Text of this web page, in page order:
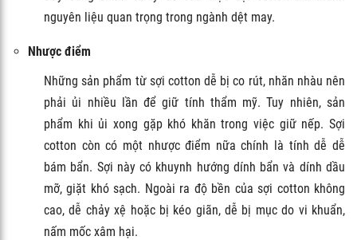
nguyên liệu quan trọng trong ngành dệt may.
Nhược điểm
Những sản phẩm từ sợi cotton dễ bị co rút, nhăn nhàu nên
phải ủi nhiều lần để giữ tính thẩm mỹ. Tuy nhiên, sản
phẩm khi ủi xong gặp khó khăn trong việc giữ nếp. Sợi
cotton còn có một nhược điểm nữa chính là tính dễ dễ
bám bẩn. Sợi này có khuynh hướng dính bẩn và dính dầu
mỡ, giặt khó sạch. Ngoài ra độ bền của sợi cotton không
cao, dễ chảy xệ hoặc bị kéo giãn, dễ bị mục do vi khuẩn,
nấm mốc xâm hại.